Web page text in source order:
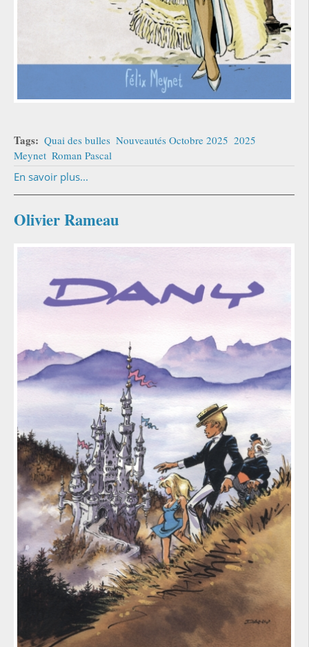
Tags: Quai des bulles Nouveautés Octobre 2025 2025
Meynet Roman Pascal
En savoir plus...
Olivier Rameau